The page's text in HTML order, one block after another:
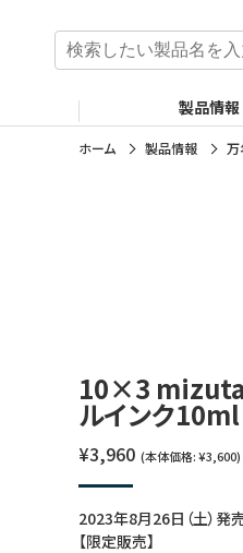
製品情報
検
索
:
ホーム 製品情報 万
10×3
ルインク10ml
¥3,960 (本体価格: ¥3,600)
2023年8月26日（土）発
【限定販売】